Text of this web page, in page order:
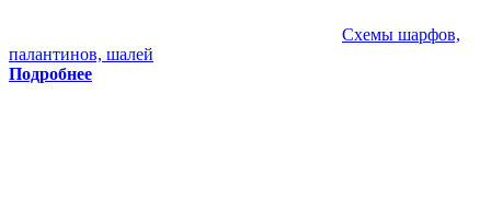
Схемы шарфов,
палантинов, шалей
Подробнее